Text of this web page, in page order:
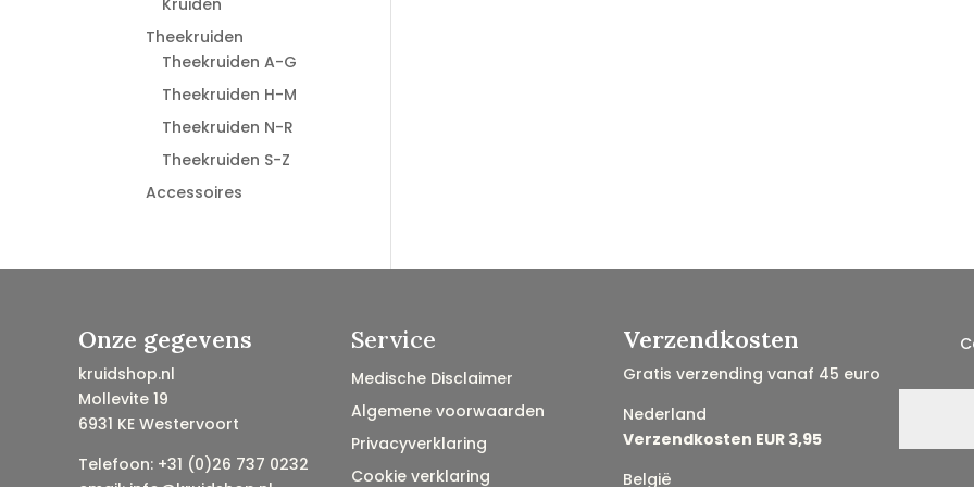
Kruiden
Theekruiden
Theekruiden A-G
Theekruiden H-M
Theekruiden N-R
Theekruiden S-Z
Accessoires
Onze gegevens
kruidshop.nl
Mollevite 19
6931 KE Westervoort
Telefoon: +31 (0)26 737 0232
Service
Medische Disclaimer
Algemene voorwaarden
Privacyverklaring
Cookie verklaring
Verzendkosten
Gratis verzending vanaf 45 euro
Nederland
Verzendkosten EUR 3,95
België